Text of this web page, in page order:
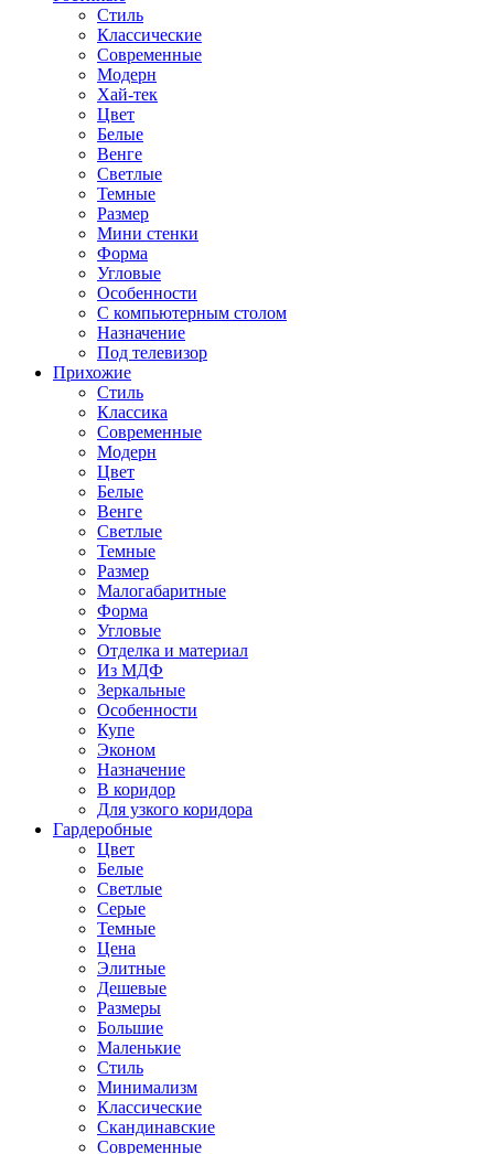
Стиль
Классические
Современные
Модерн
Хай-тек
Цвет
Белые
Венге
Светлые
Темные
Размер
Мини стенки
Форма
Угловые
Особенности
С компьютерным столом
Назначение
Под телевизор
Прихожие
Стиль
Классика
Современные
Модерн
Цвет
Белые
Венге
Светлые
Темные
Размер
Малогабаритные
Форма
Угловые
Отделка и материал
Из МДФ
Зеркальные
Особенности
Купе
Эконом
Назначение
В коридор
Для узкого коридора
Гардеробные
Цвет
Белые
Светлые
Серые
Темные
Цена
Элитные
Дешевые
Размеры
Большие
Маленькие
Стиль
Минимализм
Классические
Скандинавские
Современные